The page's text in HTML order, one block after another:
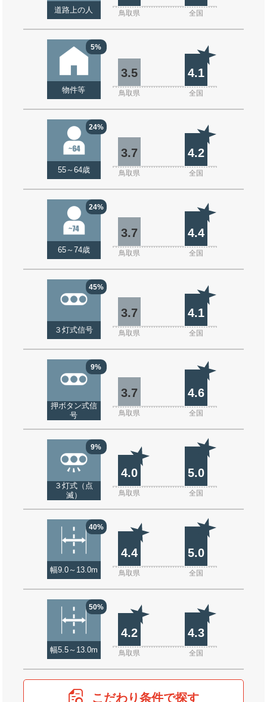
道路上の人 鳥取県 全国
5%
物件等
3.5 4.1
鳥取県 全国
24%
55～64歳
3.7 4.2
鳥取県 全国
24%
65～74歳
3.7 4.4
鳥取県 全国
45%
３灯式信号
3.7 4.1
鳥取県 全国
9%
押ボタン式信
号
3.7 4.6
鳥取県 全国
9%
３灯式（点
滅）
4.0 5.0
鳥取県 全国
40%
幅9.0～13.0m
4.4 5.0
鳥取県 全国
50%
幅5.5～13.0m
4.2 4.3
鳥取県 全国
こだわり条件で探す